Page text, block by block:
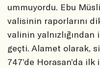
ummuyordu. Ebu
valisinin raporlarını
valinin
geçti. Alamet olarak,
747’de Horasan’da